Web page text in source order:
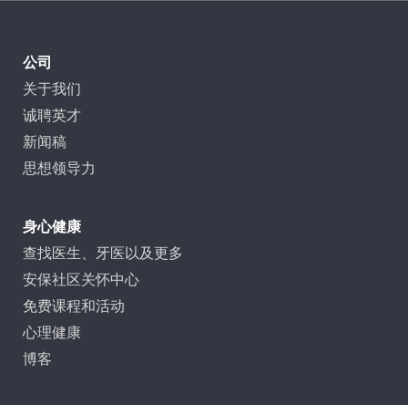
公司
关于我们
诚聘英才
新闻稿
思想领导力
身心健康
查找医生、牙医以及更多
安保社区关怀中心
免费课程和活动
心理健康
博客